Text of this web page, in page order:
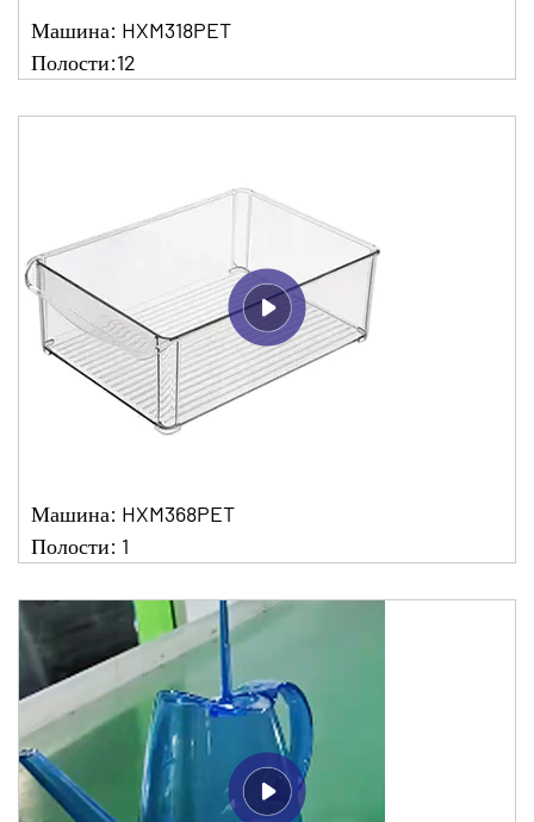
Машина: HXM318PET
Полости:12
Машина: HXM368PET
Полости: 1